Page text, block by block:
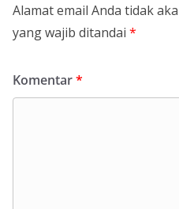
Alamat email Anda tidak
yang wajib ditandai *
Komentar*